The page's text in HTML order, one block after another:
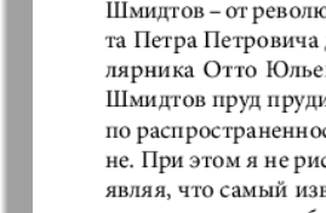
Европа экспресс
Закон и люди